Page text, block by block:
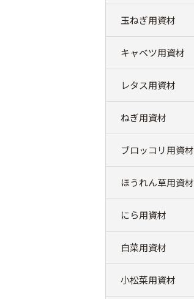
玉ねぎ用資材
キャベツ用資材
レタス用資材
ねぎ用資材
ブロッコリ用資材
ほうれん草用資材
にら用資材
白菜用資材
小松菜用資材